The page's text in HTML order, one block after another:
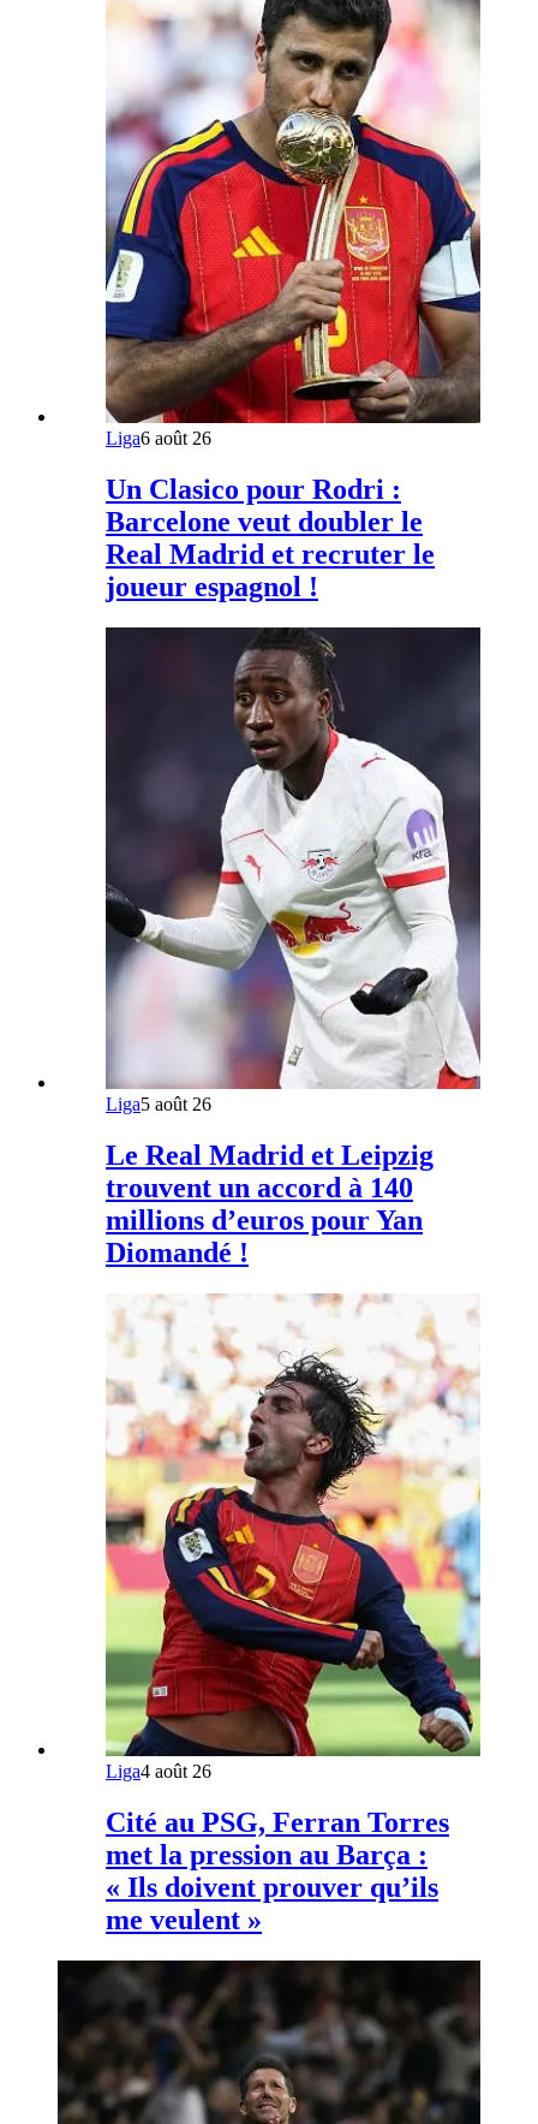
Liga6 août 26
Un Clasico pour Rodri :
Barcelone veut doubler le
Real Madrid et recruter le
joueur espagnol !
Liga5 août 26
Le Real Madrid et Leipzig
trouvent un accord à 140
millions d’euros pour Yan
Diomandé !
Liga4 août 26
Cité au PSG, Ferran Torres
met la pression au Barça :
« Ils doivent prouver qu’ils
me veulent »